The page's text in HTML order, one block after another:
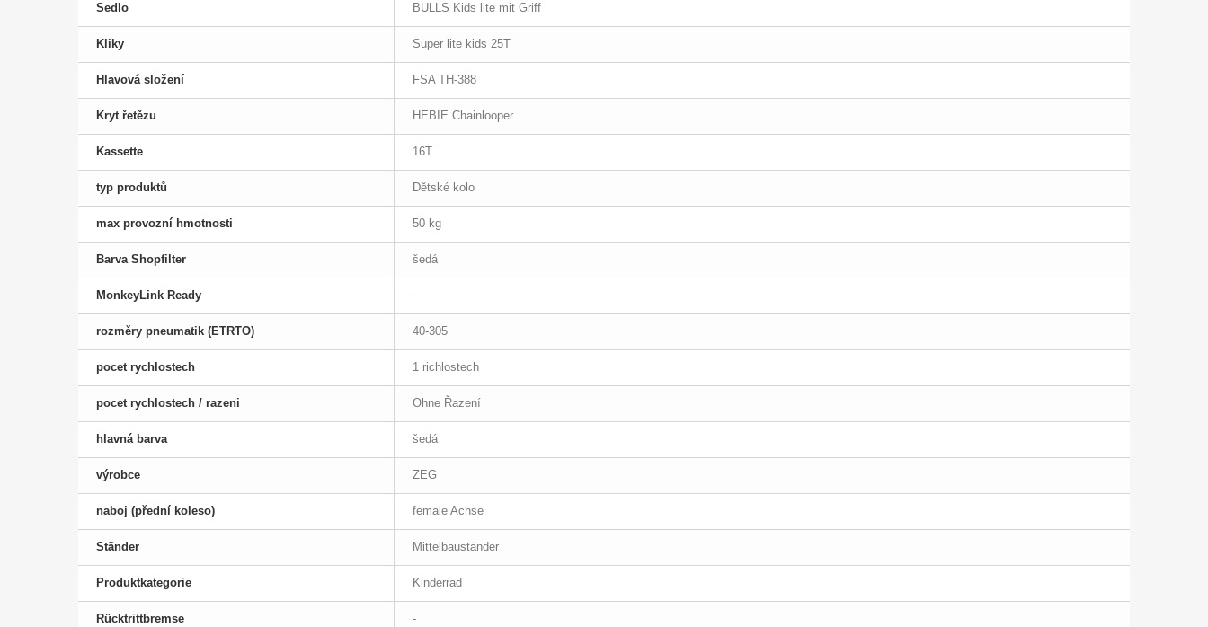
Sedlo BULLS Kids lite mit Griff
Kliky Super lite kids 25T
Hlavová složení FSA TH-388
Kryt řetězu HEBIE Chainlooper
Kassette 16T
typ produktů Dětské kolo
max provozní hmotnosti 50 kg
Barva Shopfilter šedá
MonkeyLink Ready -
rozměry pneumatik (ETRTO) 40-305
pocet rychlostech 1 richlostech
pocet rychlostech / razeni Ohne Řazení
hlavná barva šedá
výrobce ZEG
naboj (přední koleso) female Achse
Ständer Mittelbauständer
Produktkategorie Kinderrad
Rücktrittbremse -